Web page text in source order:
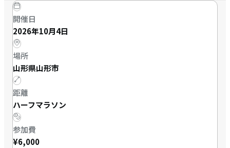
開催日
2026年10月4日
場所
山形県山形市
距離
ハーフマラソン
参加費
¥6,000